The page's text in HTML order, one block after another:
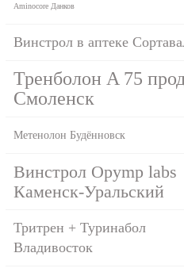
Aminocore Данков
Винстрол в аптеке
Тренболон A 75
Смоленск
Метенолон Будённовск
Винстрол Opymp labs
Каменск-Уральский
Тритрен + Туринабол
Владивосток